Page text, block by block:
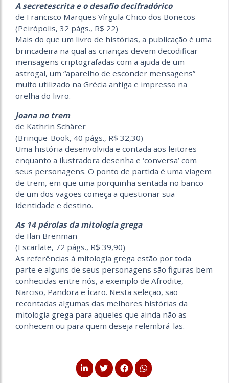
A secretescrita e o desafio decifradórico
de Francisco Marques Vírgula Chico dos Bonecos
(Peirópolis, 32 págs., R$ 22)
Mais do que um livro de histórias, a publicação é uma
brincadeira na qual as crianças devem decodificar
mensagens criptografadas com a ajuda de um
astrogal, um “aparelho de esconder mensagens”
muito utilizado na Grécia antiga e impresso na
orelha do livro.
Joana no trem
de Kathrin Schärer
(Brinque-Book, 40 págs., R$ 32,30)
Uma história desenvolvida e contada aos leitores
enquanto a ilustradora desenha e ‘conversa’ com
seus personagens. O ponto de partida é uma viagem
de trem, em que uma porquinha sentada no banco
de um dos vagões começa a questionar sua
identidade e destino.
As 14 pérolas da mitologia grega
de Ilan Brenman
(Escarlate, 72 págs., R$ 39,90)
As referências à mitologia grega estão por toda
parte e alguns de seus personagens são figuras bem
conhecidas entre nós, a exemplo de Afrodite,
Narciso, Pandora e Ícaro. Nesta seleção, são
recontadas algumas das melhores histórias da
mitologia grega para aqueles que ainda não as
conhecem ou para quem deseja relembrá-las.